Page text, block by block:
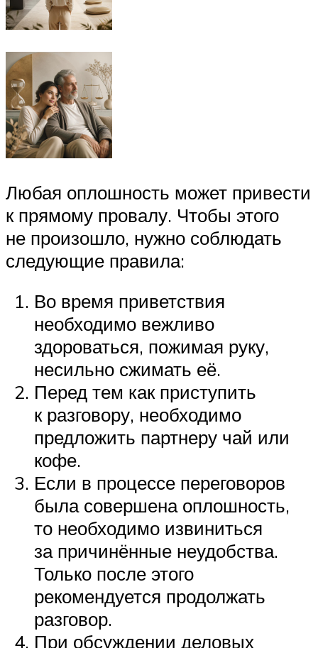
Любая оплошность может привести
к прямому провалу. Чтобы этого
не произошло, нужно соблюдать
следующие правила:
Во время приветствия
необходимо вежливо
здороваться, пожимая руку,
несильно сжимать её.
Перед тем как приступить
к разговору, необходимо
предложить партнеру чай или
кофе.
Если в процессе переговоров
была совершена оплошность,
то необходимо извиниться
за причинённые неудобства.
Только после этого
рекомендуется продолжать
разговор.
При обсуждении деловых